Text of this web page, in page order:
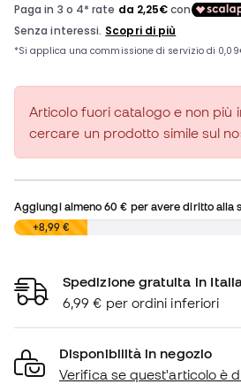
Articolo fuori catalogo e non più
cercare un prodotto simile sul
Aggiungi almeno60 € per avere diritto alla
0,00 €+8,99 €
Spedizione gratuita in
6,99 € per ordini inferiori
Disponibilità in negozio
Verifica se quest'articolo è